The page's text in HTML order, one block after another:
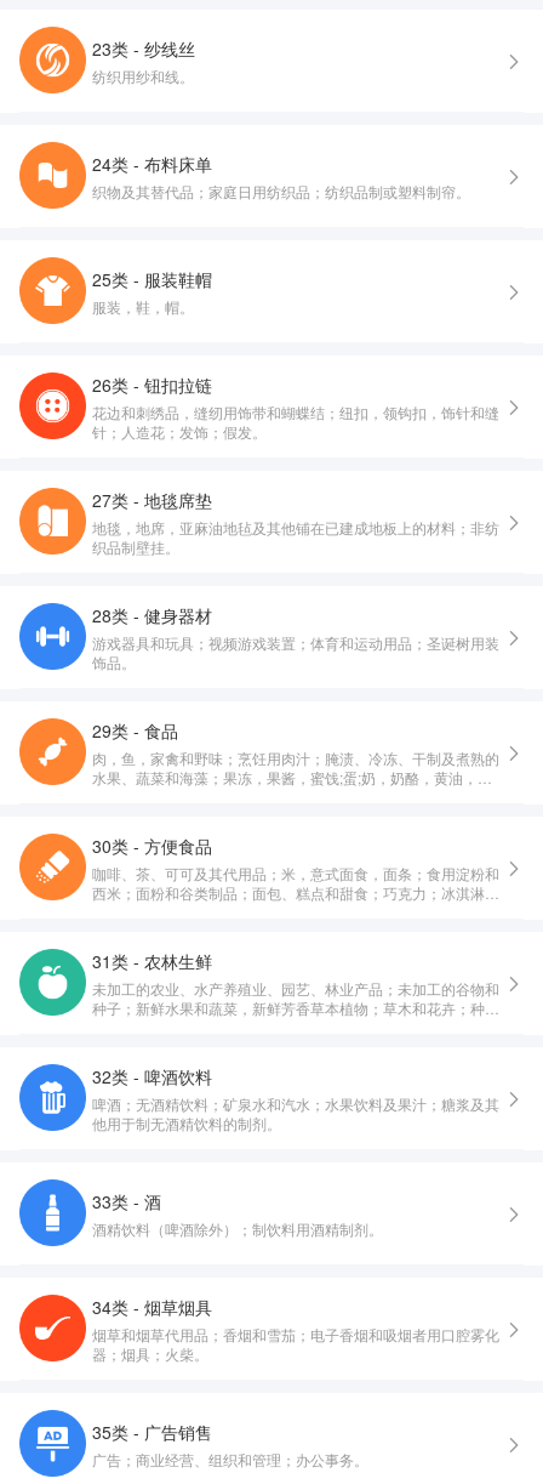
23类 - 纱线丝
纺织用纱和线。
24类 - 布料床单
织物及其替代品；家庭日用纺织品；纺织品制或塑料制帘。
25类 - 服装鞋帽
服装，鞋，帽。
26类 - 钮扣拉链
花边和刺绣品，缝纫用饰带和蝴蝶结；纽扣，领钩扣，饰针和缝
针；人造花；发饰；假发。
27类 - 地毯席垫
地毯，地席，亚麻油地毡及其他铺在已建成地板上的材料；非纺
织品制壁挂。
28类 - 健身器材
游戏器具和玩具；视频游戏装置；体育和运动用品；圣诞树用装
饰品。
29类 - 食品
肉，鱼，家禽和野味；烹饪用肉汁；腌渍、冷冻、干制及煮熟的
水果、蔬菜和海藻；果冻，果酱，蜜饯;蛋;奶，奶酪，黄油，酸
30类 - 方便食品
咖啡、茶、可可及其代用品；米，意式面食，面条；食用淀粉和
西米；面粉和谷类制品；面包、糕点和甜食；巧克力；冰淇淋，
冰（冻结的水）。
31类 - 农林生鲜
未加工的农业、水产养殖业、园艺、林业产品；未加工的谷物和
种子；新鲜水果和蔬菜，新鲜芳香草本植物；草木和花卉；种植
32类 - 啤酒饮料
啤酒；无酒精饮料；矿泉水和汽水；水果饮料及果汁；糖浆及其
他用于制无酒精饮料的制剂。
33类 - 酒
酒精饮料（啤酒除外）；制饮料用酒精制剂。
34类 - 烟草烟具
烟草和烟草代用品；香烟和雪茄；电子香烟和吸烟者用口腔雾化
器；烟具；火柴。
35类 - 广告销售
广告；商业经营、组织和管理；办公事务。